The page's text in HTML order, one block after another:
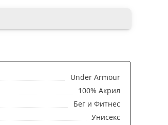
Under Armour
100% Акрил
Бег и Фитнес
Унисекс